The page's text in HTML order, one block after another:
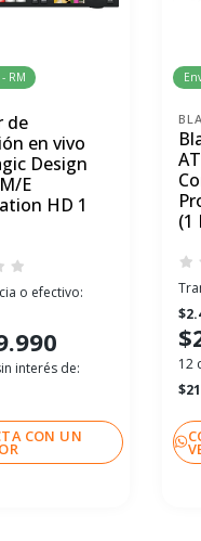
RM
de
en vivo
Design
E
HD 1
o efectivo:
interés de:
CON UN
(1
12